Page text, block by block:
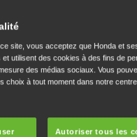
le
site, vous acceptez que Honda et
utilisent des cookies à des fins de
des médias sociaux. Vous
choix à tout moment dans notre
Autoriser tous les